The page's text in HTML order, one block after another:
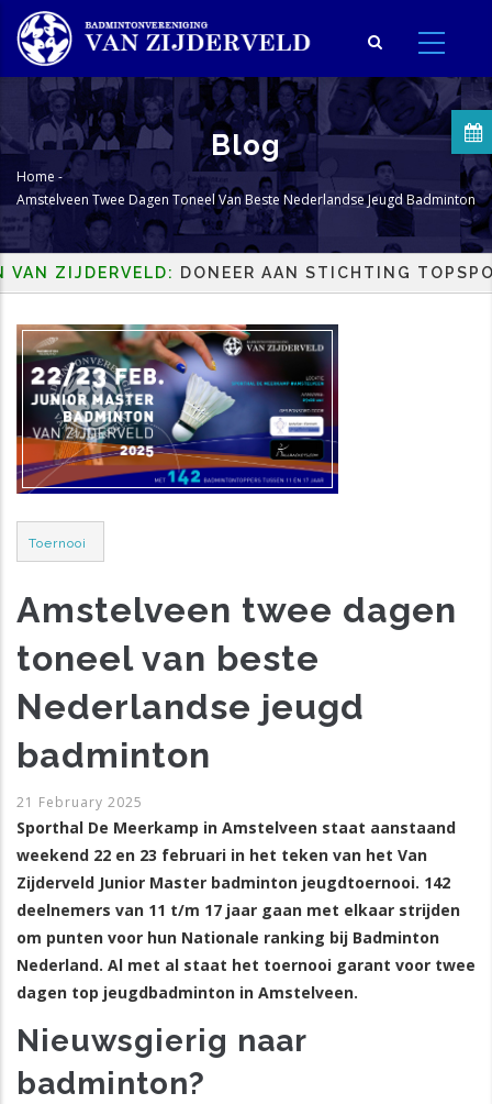
Overslaan
en
naar
inhoud
gaan
Blog
Kruimelpad
Home -
Amstelveen Twee Dagen Toneel Van Beste Nederlandse Jeugd Badminton
ZIJDERVELD:DONEER AAN STICHTING
Post
Category
Toernooi
Amstelveen twee dagen
toneel van beste
Nederlandse jeugd
badminton
21 February 2025
Sporthal De Meerkamp in Amstelveen staat aanstaand
weekend 22 en 23 februari in het teken van het Van
Zijderveld Junior Master badminton jeugdtoernooi. 142
deelnemers van 11 t/m 17 jaar gaan met elkaar strijden
om punten voor hun Nationale ranking bij Badminton
Nederland. Al met al staat het toernooi garant voor twee
dagen top jeugdbadminton in Amstelveen.
Nieuwsgierig naar
badminton?